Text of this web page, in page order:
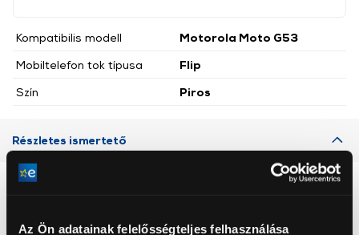
Az Ön adatainak felelősségteljes felhasználása
Kompatibilis modell
Motorola Moto G53
Mobiltelefon tok típusa
Flip
Szín
Piros
Részletes ismertető